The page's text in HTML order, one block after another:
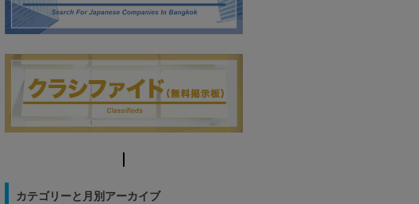
カテゴリーと月別アーカイブ